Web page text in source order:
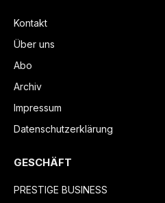
Kontakt
Über uns
Abo
Archiv
Impressum
Datenschutzerklärung
GESCHÄFT
PRESTIGE BUSINESS